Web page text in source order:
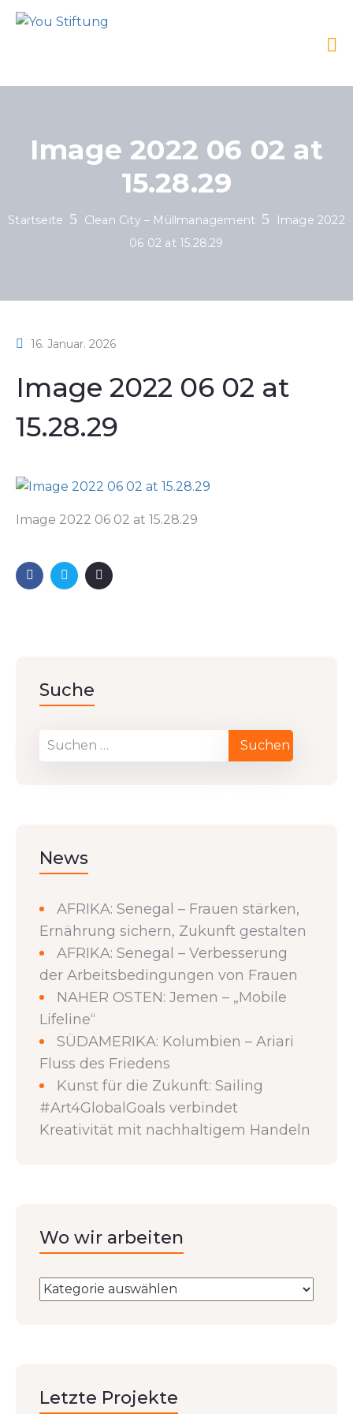
Image 2022 06 02 at
15.28.29
Startseite Clean City – Müllmanagement
Image 2022
06 02 at 15.28.29
16. Januar. 2026
Image 2022 06 02 at
15.28.29
Image 2022 06 02 at 15.28.29
Suche
News
AFRIKA: Senegal – Frauen stärken,
Ernährung sichern, Zukunft gestalten
AFRIKA: Senegal – Verbesserung
der Arbeitsbedingungen von Frauen
NAHER OSTEN: Jemen – „Mobile
Lifeline“
SÜDAMERIKA: Kolumbien – Ariari
Fluss des Friedens
Kunst für die Zukunft: Sailing
#Art4GlobalGoals verbindet
Kreativität mit nachhaltigem Handeln
Wo wir arbeiten
Letzte Projekte